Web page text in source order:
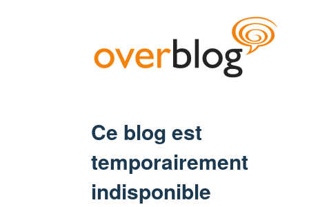
Ce blog est
temporairement
indisponible